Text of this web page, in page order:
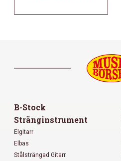
B-Stock
Stränginstrument
Elgitarr
Elbas
Stålsträngad Gitarr